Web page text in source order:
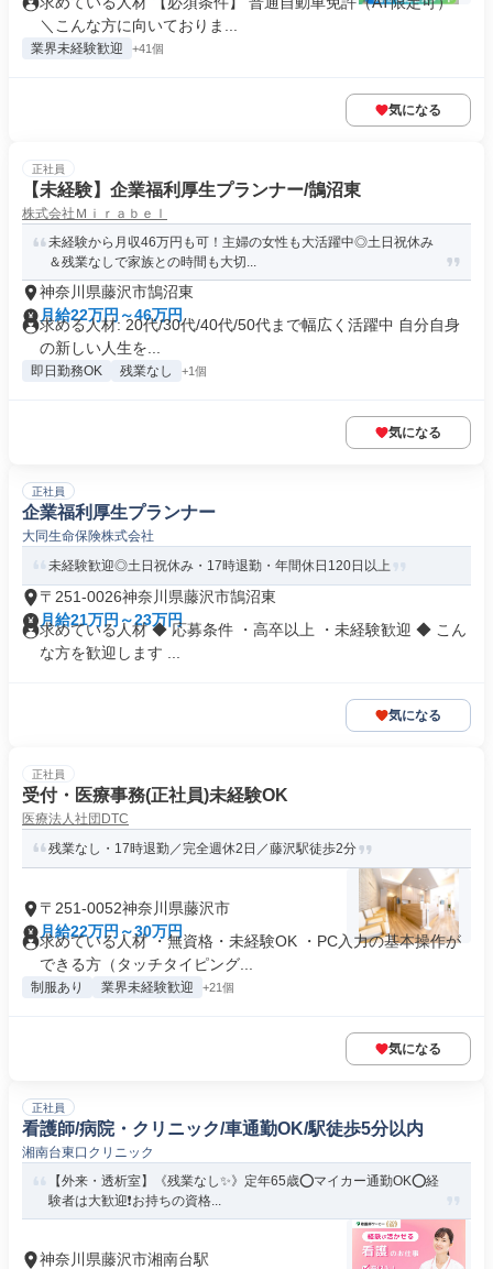
＼こんな方に向いておりま...
業界未経験歓迎 +41個
気になる
正社員
【未経験】企業福利厚生プランナー/鵠沼東
株式会社Ｍｉｒａｂｅｌ
未経験から月収46万円も可！主婦の女性も大活躍中◎土日祝休み
＆残業なしで家族との時間も大切...
神奈川県藤沢市鵠沼東
月給22万円～46万円
求める人材: 20代/30代/40代/50代まで幅広く活躍中 自分自身
の新しい人生を...
即日勤務OK 残業なし +1個
気になる
正社員
企業福利厚生プランナー
大同生命保険株式会社
未経験歓迎◎土日祝休み・17時退勤・年間休日120日以上
〒251-0026神奈川県藤沢市鵠沼東
月給21万円～23万円
求めている人材 ◆ 応募条件 ・高卒以上 ・未経験歓迎 ◆ こん
な方を歓迎します ...
気になる
正社員
受付・医療事務(正社員)未経験OK
医療法人社団DTC
残業なし・17時退勤／完全週休2日／藤沢駅徒歩2分
〒251-0052神奈川県藤沢市
月給22万円～30万円
求めている人材 ・無資格・未経験OK ・PC入力の基本操作が
できる方（タッチタイピング...
制服あり 業界未経験歓迎 +21個
気になる
正社員
看護師/病院・クリニック/車通勤OK/駅徒歩5分以内
湘南台東口クリニック
【外来・透析室】《残業なし✨》定年65歳⭕マイカー通勤OK⭕経
験者は大歓迎❗️お持ちの資格...
神奈川県藤沢市湘南台駅